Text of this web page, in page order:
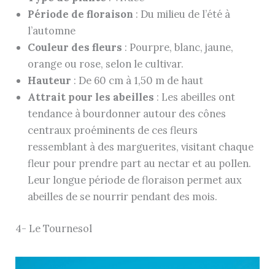
Période de floraison : Du milieu de l’été à
l’automne
Couleur des fleurs : Pourpre, blanc, jaune,
orange ou rose, selon le cultivar.
Hauteur : De 60 cm à 1,50 m de haut
Attrait pour les abeilles : Les abeilles ont
tendance à bourdonner autour des cônes
centraux proéminents de ces fleurs
ressemblant à des marguerites, visitant chaque
fleur pour prendre part au nectar et au pollen.
Leur longue période de floraison permet aux
abeilles de se nourrir pendant des mois.
4- Le Tournesol